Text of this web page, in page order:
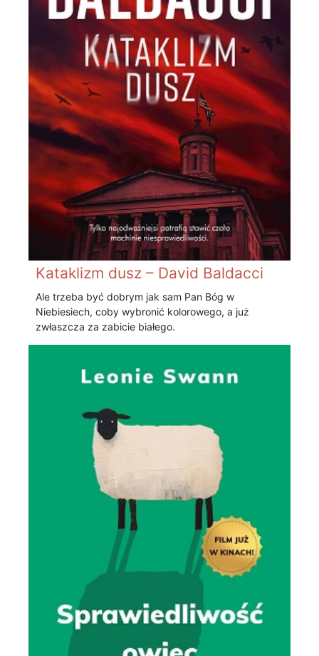
Kataklizm dusz – David Baldacci
Ale trzeba być dobrym jak sam Pan Bóg w
Niebiesiech, coby wybronić kolorowego, a już
zwłaszcza za zabicie białego.